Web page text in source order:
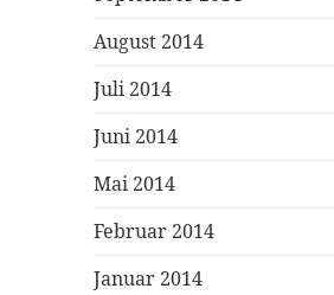
August 2014
Juli 2014
Juni 2014
Mai 2014
Februar 2014
Januar 2014